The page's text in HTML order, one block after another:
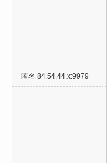
匿名 84.54.44.x:9979